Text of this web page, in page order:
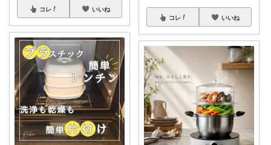
コレ いいね
コレ いいね